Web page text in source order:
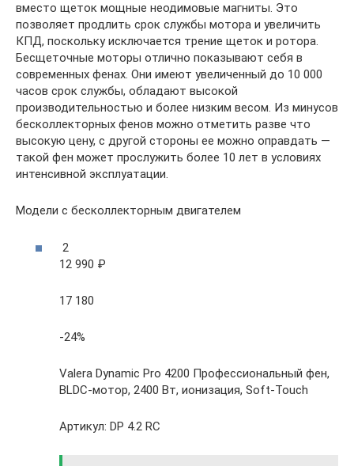
вместо щеток мощные неодимовые магниты. Это
позволяет продлить срок службы мотора и увеличить
КПД, поскольку исключается трение щеток и ротора.
Бесщеточные моторы отлично показывают себя в
современных фенах. Они имеют увеличенный до 10 000
часов срок службы, обладают высокой
производительностью и более низким весом. Из минусов
бесколлекторных фенов можно отметить разве что
высокую цену, с другой стороны ее можно оправдать —
такой фен может прослужить более 10 лет в условиях
интенсивной эксплуатации.
Модели с бесколлекторным двигателем
2
12 990 ₽
17 180
-24%
Valera Dynamic Pro 4200 Профессиональный фен,
BLDC-мотор, 2400 Вт, ионизация, Soft-Touch
Артикул: DP 4.2 RC